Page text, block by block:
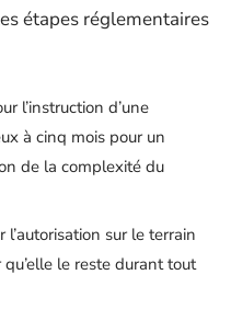
étapes réglementaires
l’instruction d’une
à cinq mois pour un
de la complexité du
sur le terrain
le reste durant tout